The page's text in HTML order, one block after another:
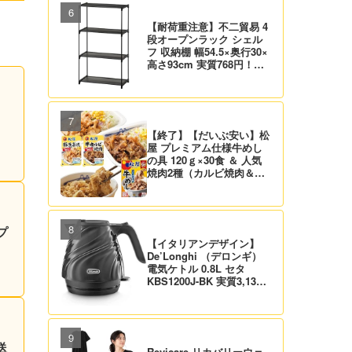
【耐荷重注意】不二貿易 4
段オープンラック シェル
フ 収納棚 幅54.5×奥行30×
高さ93cm 実質768円！プ
【終了】【だいぶ安い】松
屋 プレミアム仕様牛めし
の具 120ｇ×30食 ＆ 人気
焼肉2種（カルビ焼肉＆生
料！
【イタリアンデザイン】
De’Longhi （デロンギ）
電気ケトル 0.8L セタ
KBS1200J-BK 実質3,132